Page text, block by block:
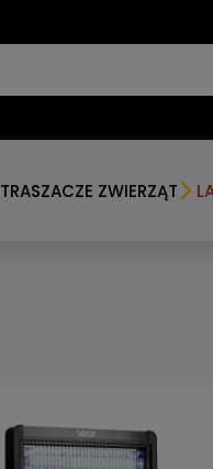
ZWIERZĄT